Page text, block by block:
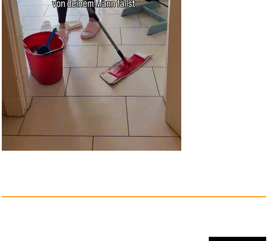
Disclosure Day - Der Tag der W...